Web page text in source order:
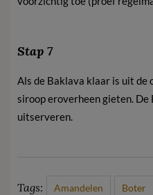
Stap 7
Als de Baklava klaar is uit de
siroop eroverheen gieten.
uitserveren.
Tags: Amandelen Boter